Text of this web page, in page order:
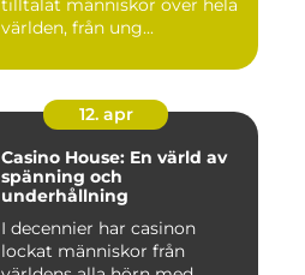
tilltalat människor över hela
världen, från ung...
12. apr
Casino House: En värld av
spänning och
underhållning
I decennier har casinon
lockat människor från